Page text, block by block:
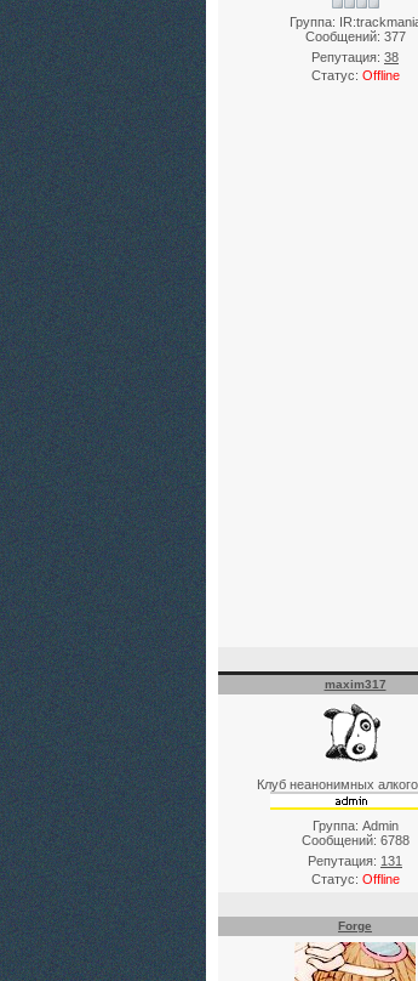
Группа:
Сообщений: 377
Репутация: 38
Статус: Offline
maxim317
Клуб неанонимных
Группа: Admin
Сообщений: 6788
Репутация: 131
Статус: Offline
Forge